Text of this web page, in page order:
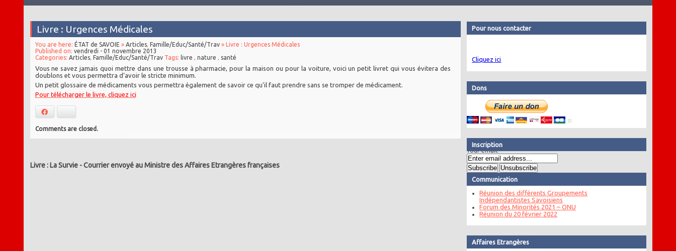
Livre : Urgences Médicales
You are here: ÉTAT de SAVOIE » Articles, Famille/Educ/Santé/Trav» Livre : Urgences Médicales
Published on: vendredi - 01 novembre 2013
Categories: Articles, Famille/Educ/Santé/TravTags: livre nature santé
Vous ne savez jamais quoi mettre dans une trousse à pharmacie, pour la maison ou pour la voiture, voici un petit livret qui vous évitera des
doublons et vous permettra d’avoir le stricte minimum.
Un petit glossaire de médicaments vous permettra également de savoir ce qu’il faut prendre sans se tromper de médicament.
Pour télécharger le livre, cliquez ici
Comments are closed.
Livre : La Survie-Courrier envoyé au Ministre des Affaires Etrangères françaises
Pour nous contacter
Cliquez ici
Dons
Inscription
Your email:
Communication
Réunion des différents Groupements
Indépendantistes Savoisiens
Forum des Minorités 2021 – ONU
Réunion du 20 février 2022
Affaires Etrangères